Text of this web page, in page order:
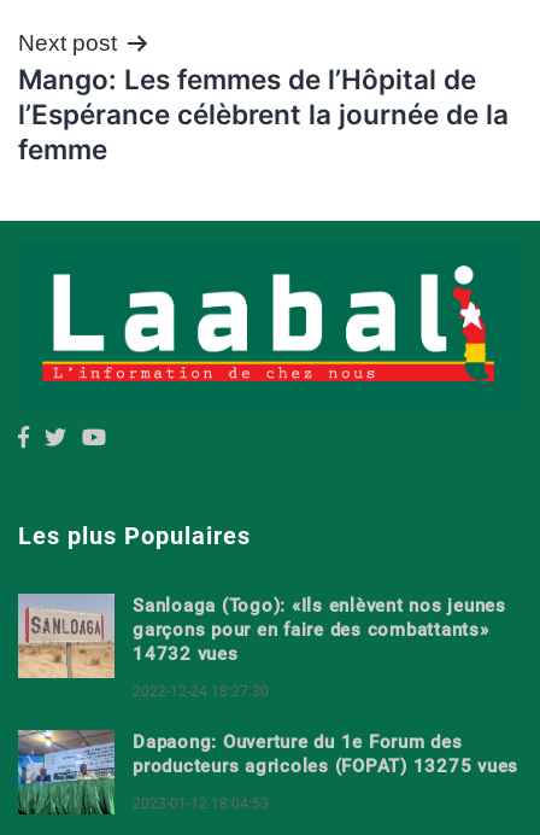
Next post
Mango: Les femmes de l’Hôpital de
l’Espérance célèbrent la journée de la
femme
Les plus Populaires
Sanloaga (Togo): «Ils enlèvent nos jeunes
garçons pour en faire des combattants»
14732 vues
2022-12-24 18:27:30
Dapaong: Ouverture du 1e Forum des
producteurs agricoles (FOPAT) 13275 vues
2023-01-12 18:04:53